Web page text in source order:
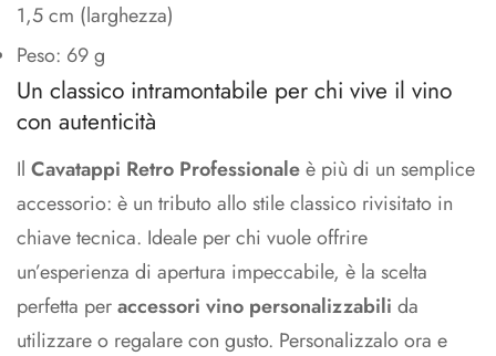
1,5 cm (larghezza)
Peso: 69 g
Un classico intramontabile per chi vive il vino
con autenticità
Il Cavatappi Retro Professionaleè più di un semplice
accessorio: è un tributo allo stile classico rivisitato in
chiave tecnica. Ideale per chi vuole offrire
un’esperienza di apertura impeccabile, è la scelta
perfetta peraccessori vino personalizzabili da
utilizzare o regalare con gusto. Personalizzalo ora e